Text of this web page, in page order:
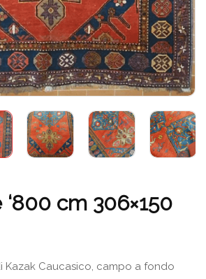
‘800 cm 306×150
Kazak Caucasico, campo a fondo